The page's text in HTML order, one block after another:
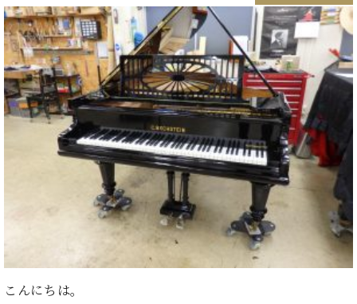
イ
ン
コ
ン
サ
ー
ト /
C.
ベ
ュ
タ
ン
ピ
ア
ノ
技
術
の
グ
ラ
ン
ド
ピ
音
色
タ
秘
ヒ
シ
ュ
タ
イ
ン
リ
ー
録
ご
案
内
各
せ
(入
で、
演
奏
し
た
い！
学
い
用
情
報
ベ
ヒ
シ
こんにちは。
シ
ョ
ン